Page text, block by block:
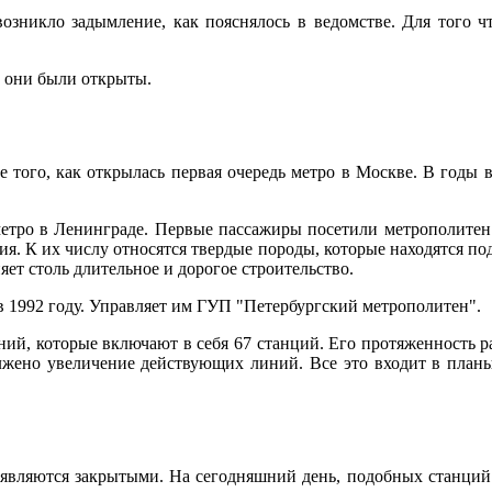
задымление, как пояснялось в ведомстве. Для
они были открыты.
того, как открылась первая очередь метро в Москве. В
в Ленинграде. Первые пассажиры посетили метрополитен
К их числу относятся твердые породы, которые находятся
столь длительное и дорогое строительство.
1992 году. Управляет им ГУП "Петербургский метрополитен".
которые включают в себя 67 станций. Его
увеличение действующих линий. Все это входит в
закрытыми. На сегодняшний день, подобных